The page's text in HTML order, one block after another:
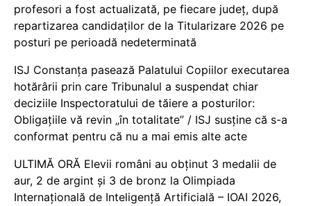
profesori a fost actualizată, pe fiecare județ, după
repartizarea candidaților de la Titularizare 2026 pe
posturi pe perioadă nedeterminată
ISJ Constanța pasează Palatului Copiilor executarea
hotărârii prin care Tribunalul a suspendat chiar
deciziile Inspectoratului de tăiere a posturilor:
Obligațiile vă revin „în totalitate” / ISJ susține că s-a
conformat pentru că nu a mai emis alte acte
ULTIMĂ ORĂ Elevii români au obținut 3 medalii de
aur, 2 de argint și 3 de bronz la Olimpiada
Internațională de Inteligență Artificială – IOAI 2026,